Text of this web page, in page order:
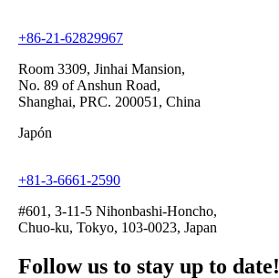
+86-21-62829967
Room 3309, Jinhai Mansion,
No. 89 of Anshun Road,
Shanghai, PRC. 200051, China
Japón
+81-3-6661-2590
#601, 3-11-5 Nihonbashi-Honcho,
Chuo-ku, Tokyo, 103-0023, Japan
Follow us to stay up to date!